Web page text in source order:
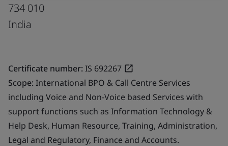
734 010
India
Certificate number:IS 692267
Scope:International BPO & Call Centre Services
including Voice and Non-Voice based Services with
support functions such as Information Technology &
Help Desk, Human Resource, Training, Administration,
Legal and Regulatory, Finance and Accounts.